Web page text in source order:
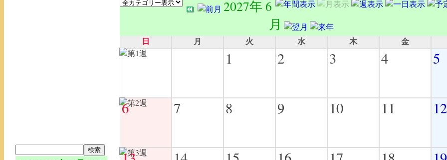
2027年 6
月
日 月 火 水 木 金
1 2 3 4 5
6 7 8 9 10 11 12